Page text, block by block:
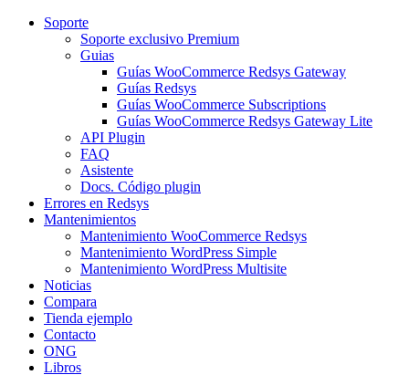
Soporte
Soporte exclusivo Premium
Guias
Guías WooCommerce Redsys Gateway
Guías Redsys
Guías WooCommerce Subscriptions
Guías WooCommerce Redsys Gateway Lite
API Plugin
FAQ
Asistente
Docs. Código plugin
Errores en Redsys
Mantenimientos
Mantenimiento WooCommerce Redsys
Mantenimiento WordPress Simple
Mantenimiento WordPress Multisite
Noticias
Compara
Tienda ejemplo
Contacto
ONG
Libros